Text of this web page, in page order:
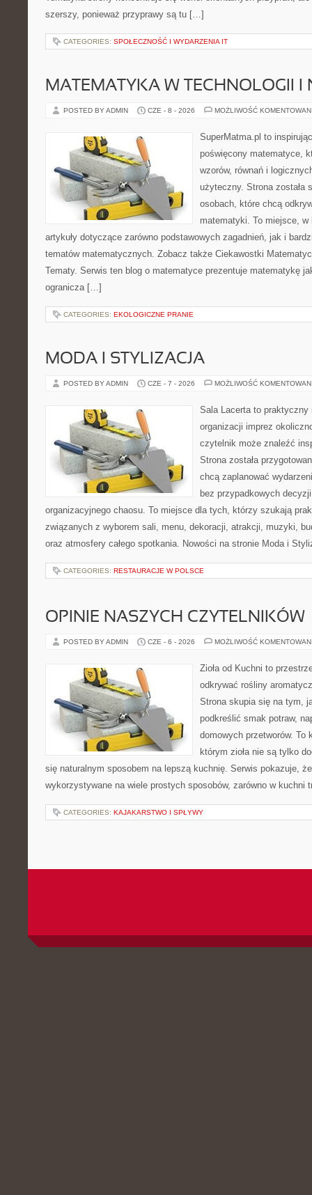
szerszy, ponieważ przyprawy są tu […]
CATEGORIES: SPOŁECZNOŚĆ I WYDARZENIA IT
MATEMATYKA W TECHNOLOGII I
POSTED BY ADMIN CZE - 8 - 2026 MOŻLIWOŚĆ
SuperMatma.pl to
poświęcony matematyce,
wzorów, równań i
użyteczny. Strona została
osobach, które chcą
matematyki. To miejsce,
artykuły dotyczące zarówno podstawowych zagadnień, jak i
tematów matematycznych. Zobacz także Ciekawostki
Tematy. Serwis ten blog o matematyce prezentuje matematykę
ogranicza […]
CATEGORIES: EKOLOGICZNE PRANIE
MODA I STYLIZACJA
POSTED BY ADMIN CZE - 7 - 2026 MOŻLIWOŚĆ
Sala Lacerta to praktyczny
organizacji imprez
czytelnik może znaleźć
Strona została
chcą zaplanować
bez przypadkowych
organizacyjnego chaosu. To miejsce dla tych, którzy szukają
związanych z wyborem sali, menu, dekoracji, atrakcji, muzyki,
oraz atmosfery całego spotkania. Nowości na stronie Moda i
CATEGORIES: RESTAURACJE W POLSCE
OPINIE NASZYCH CZYTELNIKÓW
POSTED BY ADMIN CZE - 6 - 2026 MOŻLIWOŚĆ
Zioła od Kuchni to
odkrywać rośliny
Strona skupia się na tym,
podkreślić smak potraw,
domowych przetworów. To
którym zioła nie są tylko
się naturalnym sposobem na lepszą kuchnię. Serwis pokazuje,
wykorzystywane na wiele prostych sposobów, zarówno w
CATEGORIES: KAJAKARSTWO I SPŁYWY